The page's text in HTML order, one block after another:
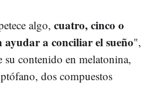
algo, cuatro, cinco o
ayudar a conciliar el sueño",
su contenido en melatonina,
dos compuestos